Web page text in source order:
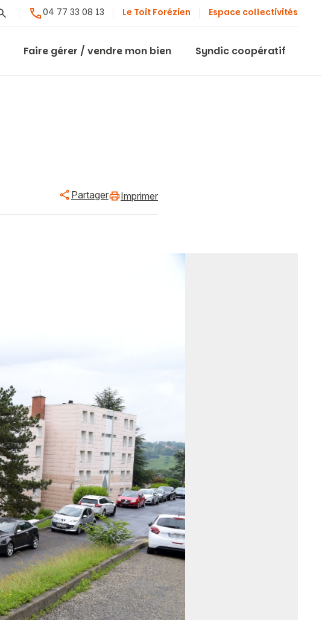
04 77 33 08 13 Le Toit Forézien Espace collectivités
Faire gérer / vendre mon bien Syndic coopératif
Partager Imprimer